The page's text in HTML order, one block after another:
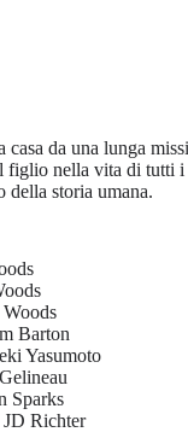
da una lunga
nella vita di tutti i
della storia umana.
Barton
Yasumoto
Sparks
JD Richter